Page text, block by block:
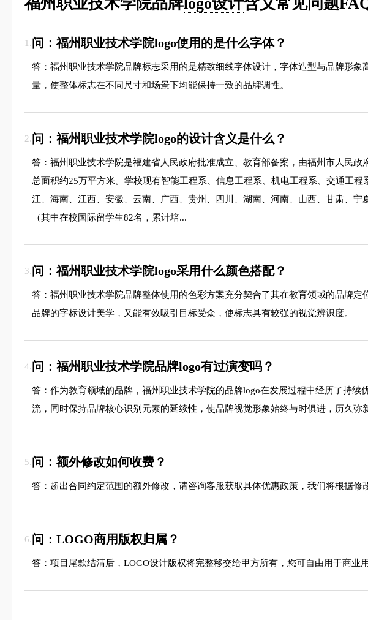
1.问：福州职业技术学院logo使用的是什么字体？
答：福州职业技术学院品牌标志采用的是精致细线字体设计，字体造型与品牌形
量，使整体标志在不同尺寸和场景下均能保持一致的品牌调性。
2.问：福州职业技术学院logo的设计含义是什么？
答：福州职业技术学院是福建省人民政府批准成立、教育部备案，由福州市人民
总面积约25万平方米。学校现有智能工程系、信息工程系、机电工程系、交通工
江、海南、江西、安徽、云南、广西、贵州、四川、湖南、河南、山西、甘肃、
（其中在校国际留学生82名，累计培...
3.问：福州职业技术学院logo采用什么颜色搭配？
答：福州职业技术学院品牌整体使用的色彩方案充分契合了其在教育领域的品牌
品牌的字标设计美学，又能有效吸引目标受众，使标志具有较强的视觉辨识度。
4.问：福州职业技术学院品牌logo有过演变吗？
答：作为教育领域的品牌，福州职业技术学院的品牌logo在发展过程中经历了持
流，同时保持品牌核心识别元素的延续性，使品牌视觉形象始终与时俱进，历久弥
5.问：额外修改如何收费？
答：超出合同约定范围的额外修改，请咨询客服获取具体优惠政策，我们将根据修
6.问：LOGO商用版权归属？
答：项目尾款结清后，LOGO设计版权将完整移交给甲方所有，您可自由用于商业